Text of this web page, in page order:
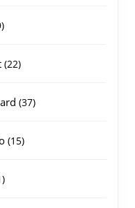
39
2222
3737
1515
21